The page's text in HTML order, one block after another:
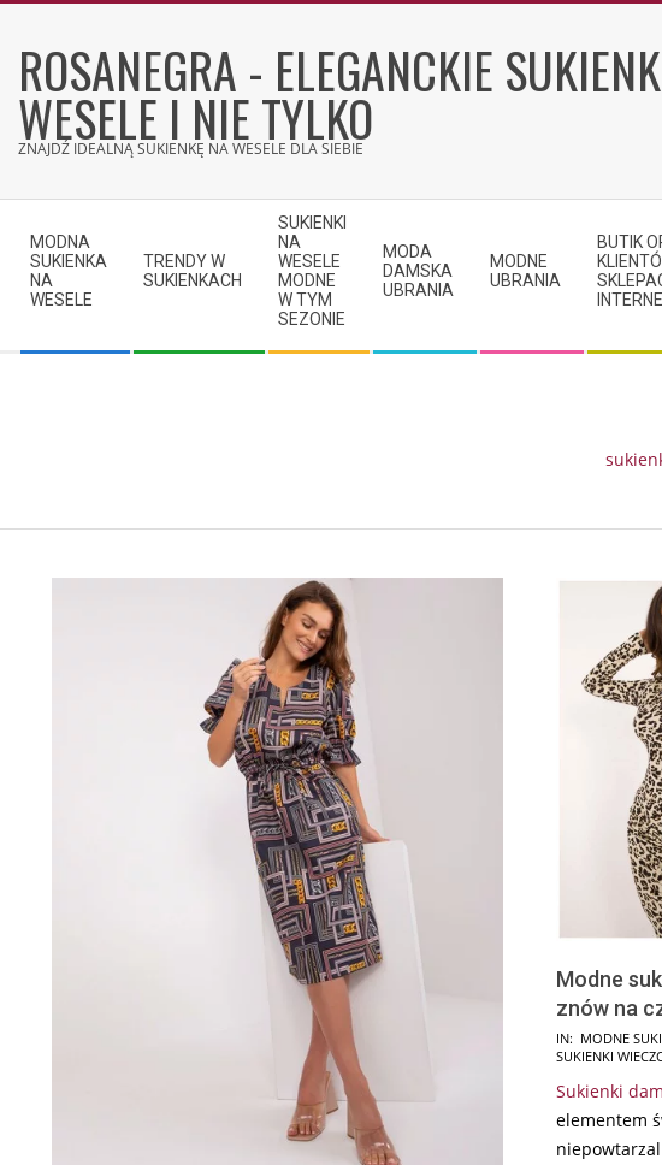
contentROSANEGRA - ELEGANCKIE
WESELE I NIE TYLKO
ZNAJDŹ IDEALNĄ SUKIENKĘ NA WESELE DLA SIEBIE
Navigation
Menu
MODNA
SUKIENKA
NA
WESELE
TRENDY W
SUKIENKACH
SUKIENKI
NA
WESELE
MODNE
W TYM
SEZONIE
MODA
DAMSKA
UBRANIA
MODNE
UBRANIA
BUTIK
Modne
znów na
2024-
09-
12
IN: MODNE
SUKIENKI
Sukienki
elementem